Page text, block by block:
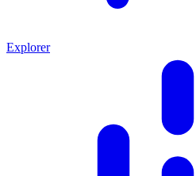
Explorer